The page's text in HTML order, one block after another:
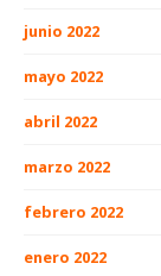
junio 2022
mayo 2022
abril 2022
marzo 2022
febrero 2022
enero 2022